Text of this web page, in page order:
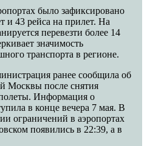
было зафиксировано
и 43 рейса на прилет. На
перевезти более 14
значимость
транспорта в регионе.
ранее сообщила об
Москвы после снятия
Информация о
в конце вечера 7 мая. В
ограничений в аэропортах
появились в 22:39, а в